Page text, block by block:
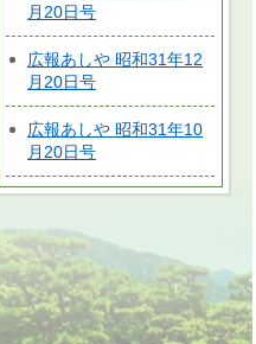
月20日号
広報あしや 昭和31年12
月20日号
広報あしや 昭和31年10
月20日号